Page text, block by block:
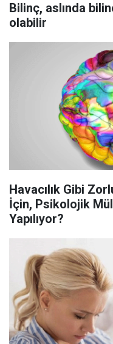
Bilinç, aslında
olabilir
Havacılık Gibi
İçin, Psikolojik
Yapılıyor?